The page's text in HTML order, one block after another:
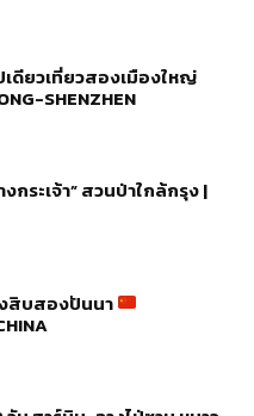
ดียวเที่ยวสองเมืองใหญ่
SHENZHEN
กระเจ้า” สวนป่าใกล้กรุง |
สิบสองปันนา